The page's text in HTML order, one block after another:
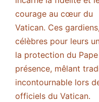
courage au cœur du
Vatican. Ces gardiens,
célèbres pour leurs
la protection du
présence, mêlant
incontournable lors
officiels du Vatican.